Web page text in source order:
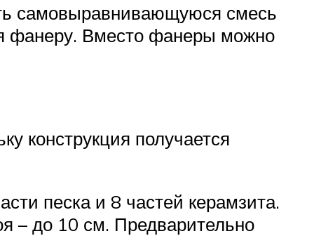
самовыравнивающуюся смесь
фанеру. Вместо фанеры можно
конструкция получается
песка и 8 частей керамзита.
– до 10 см. Предварительно